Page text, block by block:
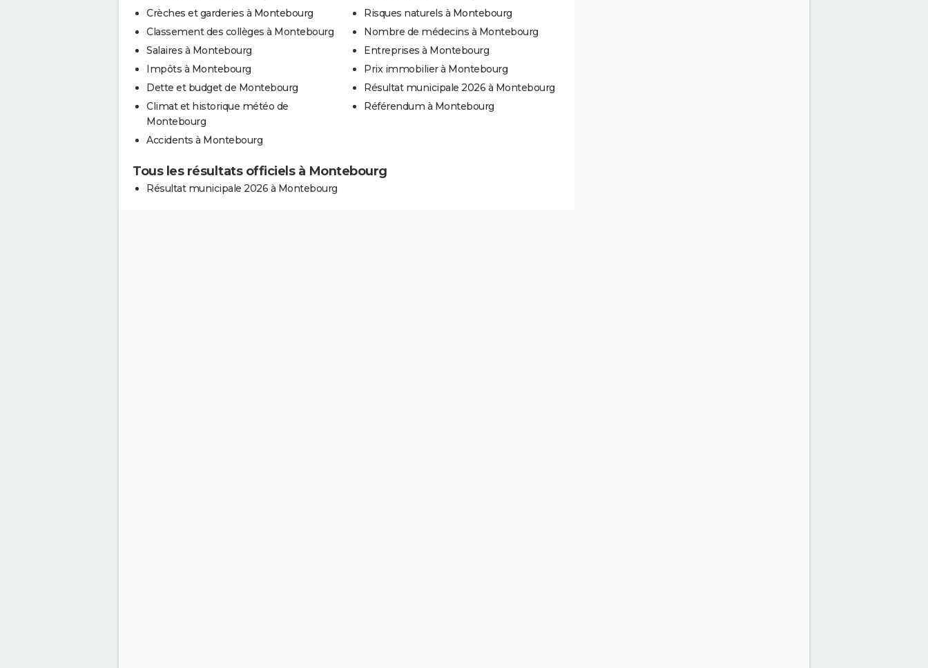
Crèches et garderies à Montebourg
Classement des collèges à Montebourg
Salaires à Montebourg
Impôts à Montebourg
Dette et budget de Montebourg
Climat et historique météo de
Montebourg
Accidents à Montebourg
Risques naturels à Montebourg
Nombre de médecins à Montebourg
Entreprises à Montebourg
Prix immobilier à Montebourg
Résultat municipale 2026 à Montebourg
Référendum à Montebourg
Tous les résultats officiels à Montebourg
Résultat municipale 2026 à Montebourg